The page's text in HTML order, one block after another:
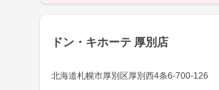
ドン・キホーテ 厚別店
北海道札幌市厚別区厚別西4条6-700-126